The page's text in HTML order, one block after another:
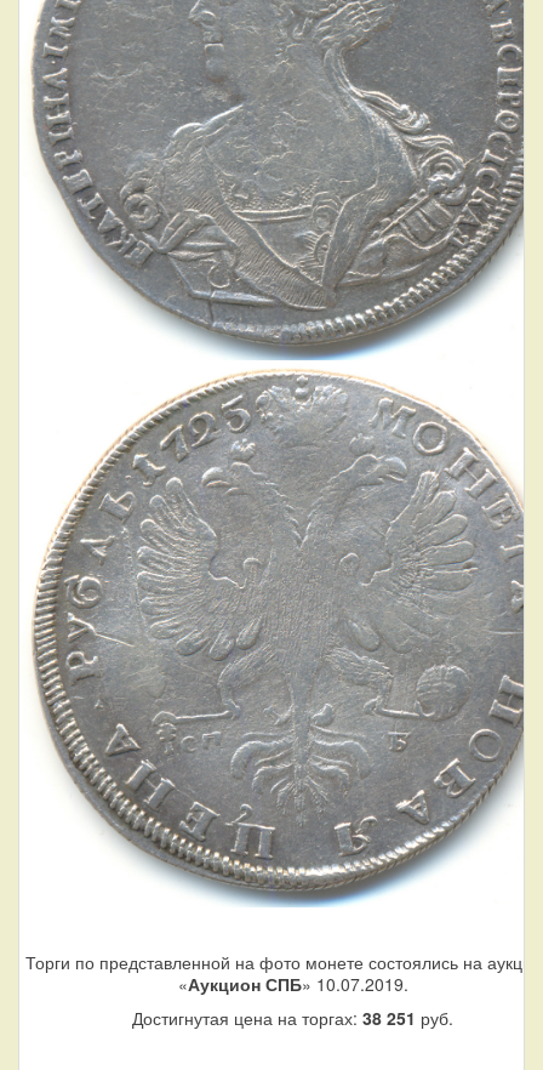
Торги по представленной на фото монете состоялись на
«Аукцион СПБ» 10.07.2019.
Достигнутая цена на торгах: 38 251 руб.